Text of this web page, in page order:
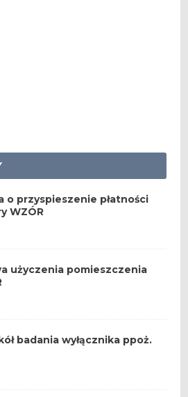
o przyspieszenie płatności
WZÓR
użyczenia pomieszczenia
badania wyłącznika ppoż.